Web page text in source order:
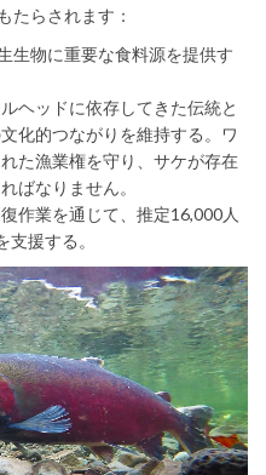
たらされます：
生物に重要な食料源を提供す
ヘッドに依存してきた伝統と
化的つながりを維持する。ワ
た漁業権を守り、サケが存在
ばなりません。
作業を通じて、推定16,000人
援する。